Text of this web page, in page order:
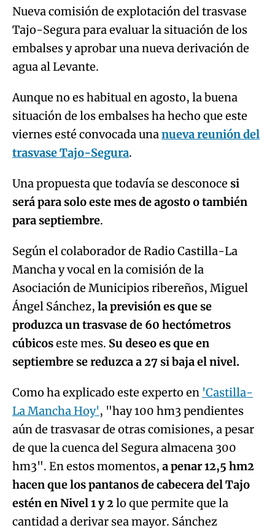
Nueva comisión de explotación del trasvase
Tajo-Segura para evaluar la situación de los
embalses y aprobar una nueva derivación de
agua al Levante.
Aunque no es habitual en agosto, la buena
situación de los embalses ha hecho que este
viernes esté convocada unanueva reunión del
trasvase Tajo-Segura.
Una propuesta que todavía se desconoce si
será para solo este mes de agosto o también
para septiembre.
Según el colaborador de Radio Castilla-La
Mancha y vocal en la comisión de la
Asociación de Municipios ribereños, Miguel
Ángel Sánchez, la previsión es que se
produzca un trasvase de 60 hectómetros
cúbicoseste mes. Su deseo es que en
septiembre se reduzca a 27 si baja el nivel.
Como ha explicado este experto en 'Castilla-
La Mancha Hoy', "hay 100 hm3 pendientes
aún de trasvasar de otras comisiones, a pesar
de que la cuenca del Segura almacena 300
hm3". En estos momentos, a penar 12,5 hm2
hacen que los pantanos de cabecera del Tajo
estén en Nivel 1 y 2lo que permite que la
cantidad a derivar sea mayor. Sánchez